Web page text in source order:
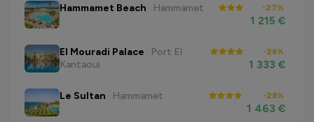
Hammamet Beach · Hammamet -27%
1 215 €
El Mouradi Palace · Port El
Kantaoui
-26%
1 333 €
Le Sultan · Hammamet -28%
1 463 €